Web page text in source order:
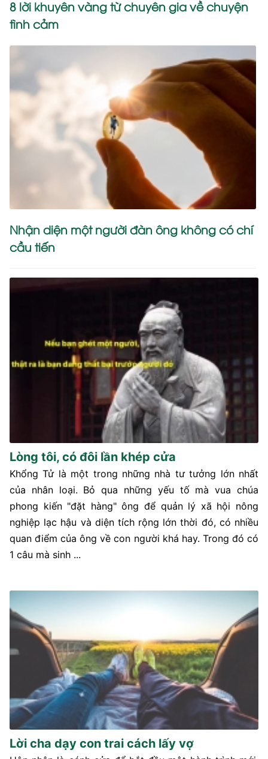
8 lời khuyên vàng từ chuyên gia về chuyện
tình cảm
Nhận diện một người đàn ông không có chí
cầu tiến
Lòng tôi, có đôi lần khép cửa
Khổng Tử là một trong những nhà tư tưởng lớn nhất
của nhân loại. Bỏ qua những yếu tố mà vua chúa
phong kiến "đặt hàng" ông để quản lý xã hội nông
nghiệp lạc hậu và diện tích rộng lớn thời đó, có nhiều
quan điểm của ông về con người khá hay. Trong đó có
1 câu mà sinh ...
Lời cha dạy con trai cách lấy vợ